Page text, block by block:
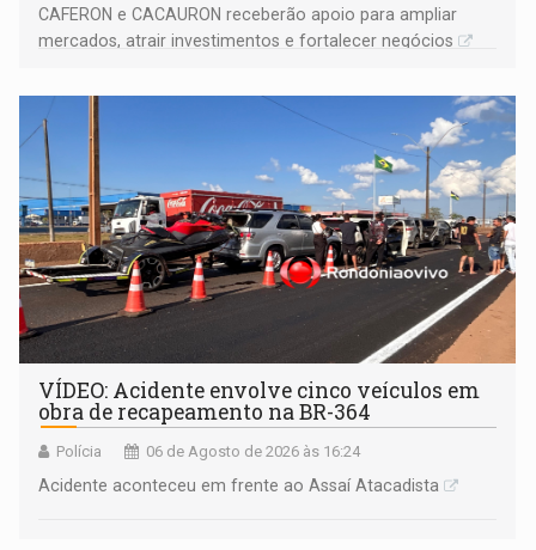
CAFERON e CACAURON receberão apoio para ampliar
mercados, atrair investimentos e fortalecer negócios
VÍDEO: Acidente envolve cinco veículos em
obra de recapeamento na BR-364
Polícia 06 de Agosto de 2026 às 16:24
Acidente aconteceu em frente ao Assaí Atacadista